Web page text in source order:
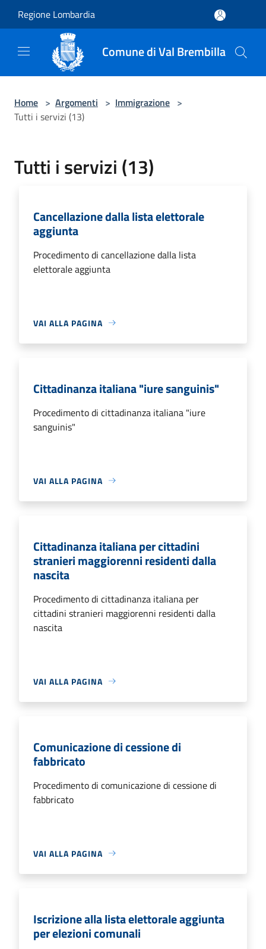
Regione Lombardia
Comune di Val Brembilla
Home > Argomenti > Immigrazione >
Tutti i servizi (13)
Tutti i servizi (13)
Cancellazione dalla lista elettorale
aggiunta
Procedimento di cancellazione dalla lista
elettorale aggiunta
VAI ALLA PAGINA
Cittadinanza italiana "iure sanguinis"
Procedimento di cittadinanza italiana "iure
sanguinis"
VAI ALLA PAGINA
Cittadinanza italiana per cittadini
stranieri maggiorenni residenti dalla
nascita
Procedimento di cittadinanza italiana per
cittadini stranieri maggiorenni residenti dalla
nascita
VAI ALLA PAGINA
Comunicazione di cessione di
fabbricato
Procedimento di comunicazione di cessione di
fabbricato
VAI ALLA PAGINA
Iscrizione alla lista elettorale aggiunta
per elezioni comunali